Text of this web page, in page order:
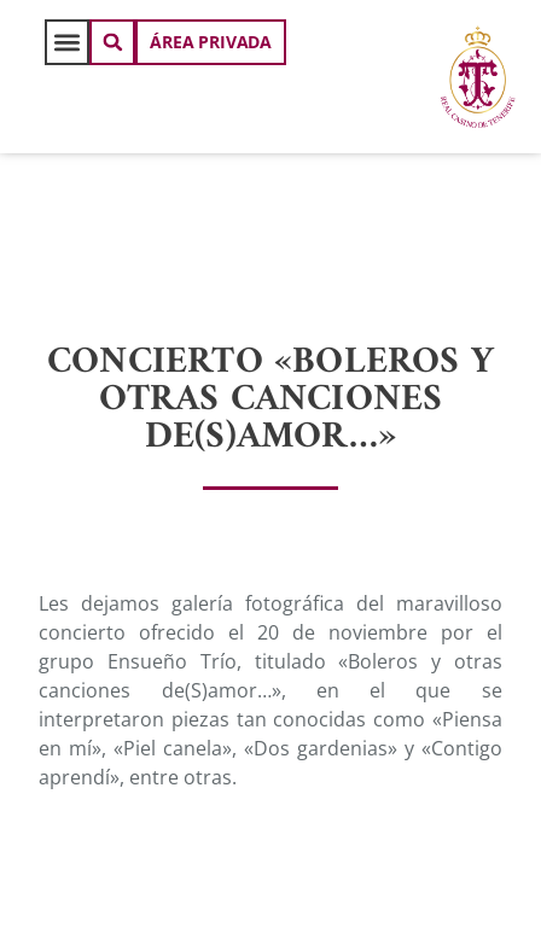
ÁREA PRIVADA
CONCIERTO «BOLEROS Y
OTRAS CANCIONES
DE(S)AMOR…»
Les dejamos galería fotográfica del maravilloso
concierto ofrecido el 20 de noviembre por el
grupo Ensueño Trío, titulado «Boleros y otras
canciones de(S)amor…», en el que se
interpretaron piezas tan conocidas como «Piensa
en mí», «Piel canela», «Dos gardenias» y «Contigo
aprendí», entre otras.